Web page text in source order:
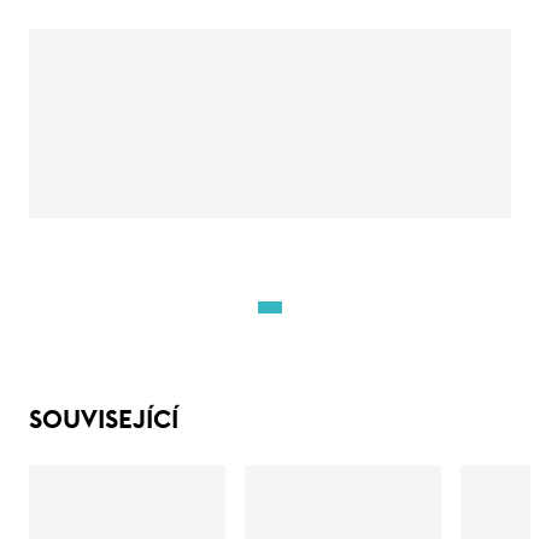
SOUVISEJÍCÍ